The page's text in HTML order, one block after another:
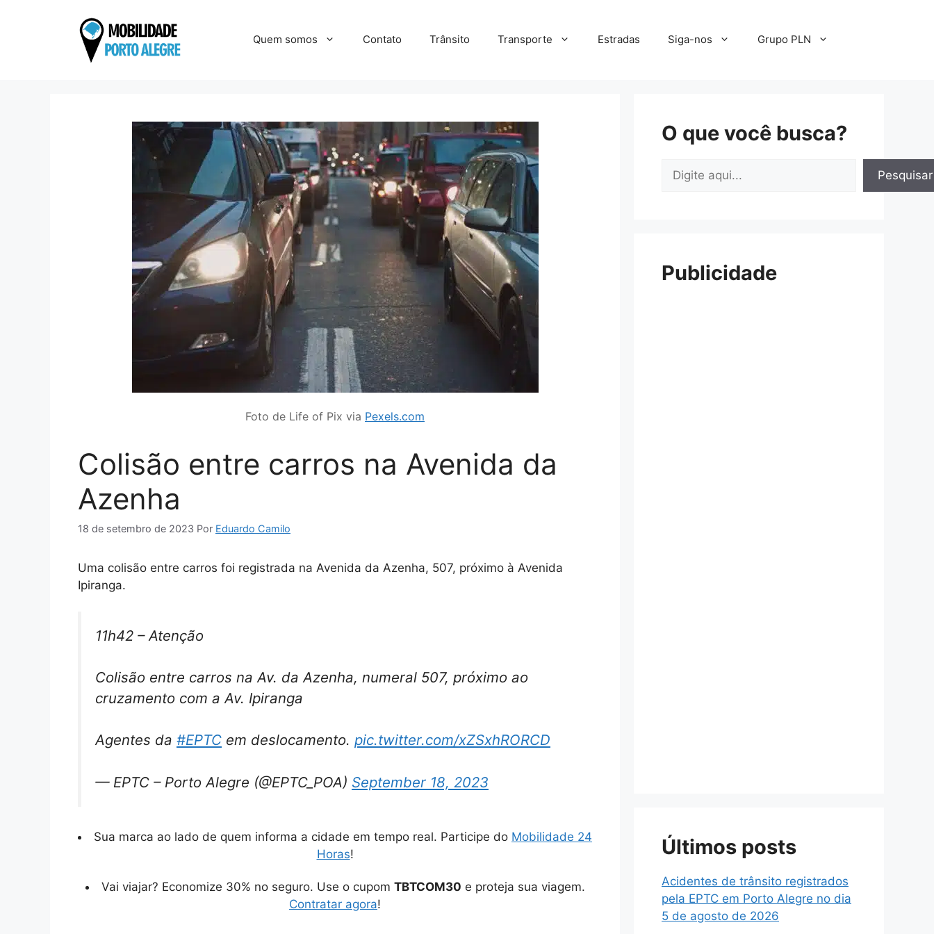
Quem somos Contato Trânsito Transporte Estradas Siga-nos Grupo PLN
Foto de Life of Pix via Pexels.com
Colisão entre carros na Avenida da
Azenha
18 de setembro de 2023 Por Eduardo Camilo
Uma colisão entre carros foi registrada na Avenida da Azenha, 507, próximo à Avenida
Ipiranga.
11h42 – Atenção
Colisão entre carros na Av. da Azenha, numeral 507, próximo ao
cruzamento com a Av. Ipiranga
Agentes da #EPTC em deslocamento. pic.twitter.com/xZSxhRORCD
— EPTC – Porto Alegre (@EPTC_POA) September 18, 2023
Sua marca ao lado de quem informa a cidade em tempo real. Participe do Mobilidade 24
Horas!
Vai viajar? Economize 30% no seguro. Use o cupom TBTCOM30 e proteja sua viagem.
Contratar agora!
O que você busca?
Pesquisar
Publicidade
Últimos posts
Acidentes de trânsito registrados
pela EPTC em Porto Alegre no dia
5 de agosto de 2026